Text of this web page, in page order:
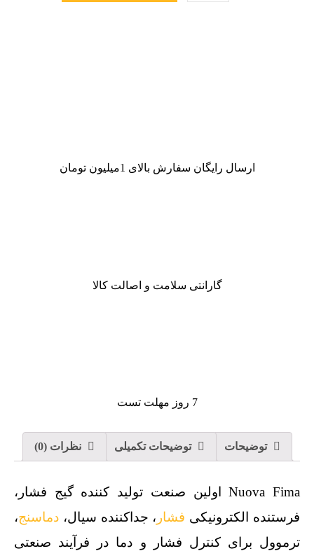
ارسال رایگان سفارش بالای 1میلیون تومان
گارانتی سلامت و اصالت کالا
7 روز مهلت تست
توضیحات توضیحات تکمیلی نظرات (0)
Nuova Fima اولین صنعت تولید کننده گیج فشار،
فرستنده الکترونیکی فشار ، جداکننده سیال، دماسنج،
ترموول برای کنترل فشار و دما در فرآیند صنعتی